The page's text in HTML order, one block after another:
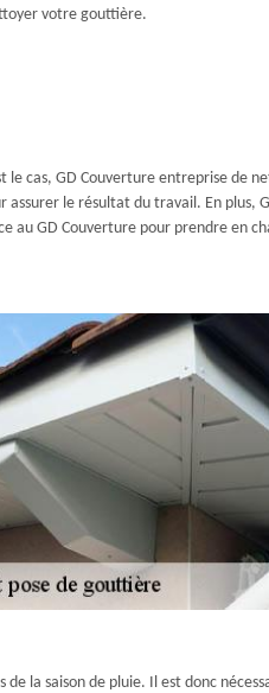
votre gouttière.
le cas, GD Couverture entreprise de
assurer le résultat du travail. En plus,
au GD Couverture pour prendre en
la saison de pluie. Il est donc